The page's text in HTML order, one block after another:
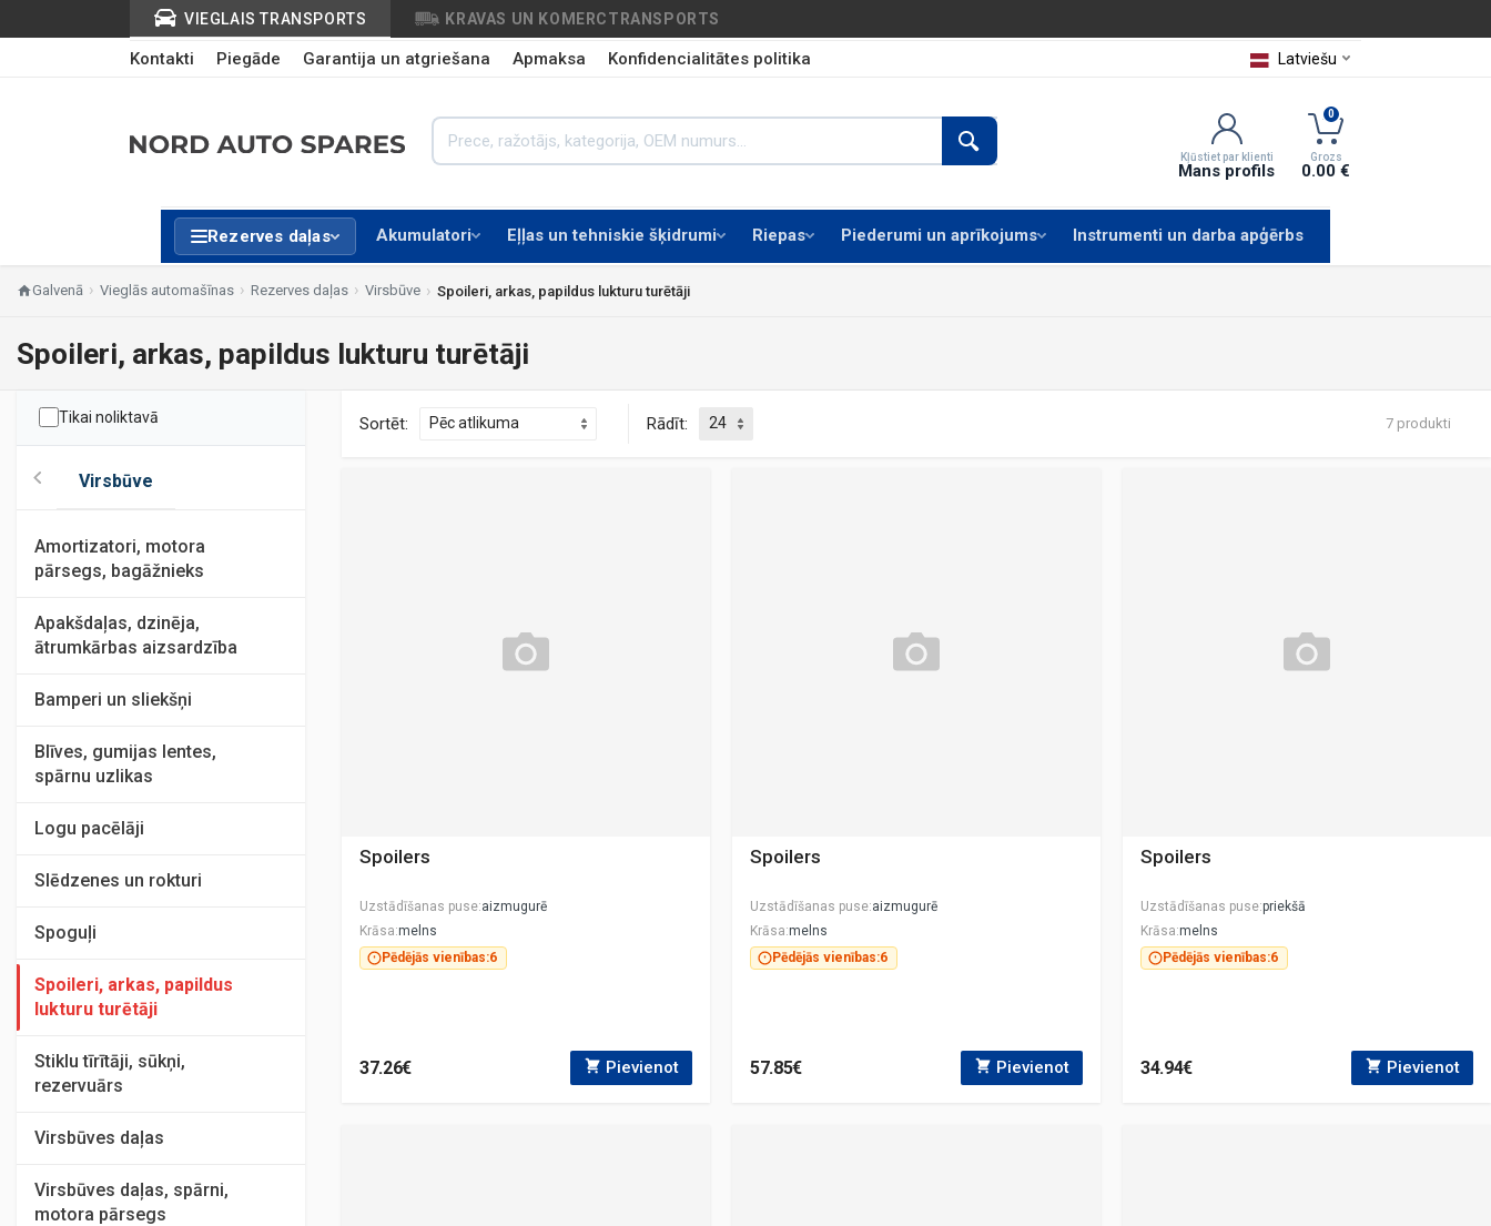
VIEGLAIS TRANSPORTS KRAVAS UN KOMERCTRANSPORTS
Kontakti Piegāde Garantija un atgriešana Apmaksa Konfidencialitātes politika Latviešu
Rezerves daļas Akumulatori Eļļas un tehniskie šķidrumi Riepas Piederumi un aprīkojums Instrumenti un darba apģērbs
Kļūstiet par klienti
Mans profils
0
Grozs
0.00 €
Galvenā Vieglās automašīnas Rezerves daļas Virsbūve Spoileri, arkas, papildus lukturu turētāji
Spoileri, arkas, papildus lukturu turētāji
Tikai noliktavā
Virsbūve
Amortizatori, motora
pārsegs, bagāžnieks
Apakšdaļas, dzinēja,
ātrumkārbas aizsardzība
Bamperi un sliekšņi
Blīves, gumijas lentes,
spārnu uzlikas
Logu pacēlāji
Slēdzenes un rokturi
Spoguļi
Spoileri, arkas, papildus
lukturu turētāji
Stiklu tīrītāji, sūkņi,
rezervuārs
Virsbūves daļas
Virsbūves daļas, spārni,
motora pārsegs
Sortēt: Rādīt: 7 produkti
Spoilers
Uzstādīšanas puse aizmugurē
Krāsa melns
Pēdējās vienības:6
37.26€ Pievienot
Spoilers
Uzstādīšanas puse aizmugurē
Krāsa melns
Pēdējās vienības:6
57.85€ Pievienot
Spoilers
Uzstādīšanas puse priekšā
Krāsa melns
Pēdējās vienības:6
34.94€ Pievienot